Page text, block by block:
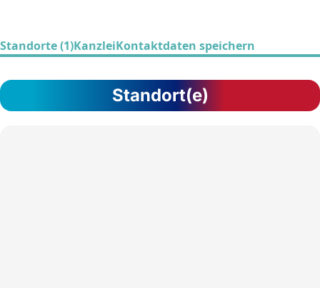
Standorte (1)KanzleiKontaktdaten speichern
Standort(e)